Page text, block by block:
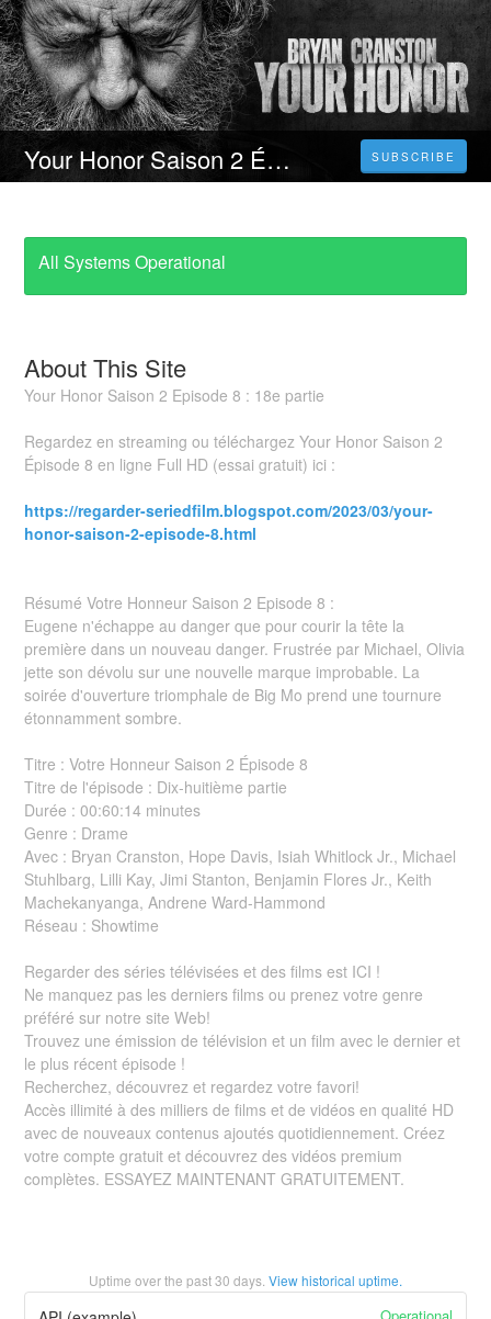
Your Honor Saison 2 Épisode 8 Streaming VF ét Vostfr (Série) SUBSCRIBE
All Systems Operational
About This Site
Your Honor Saison 2 Episode 8 : 18e partie
Regardez en streaming ou téléchargez Your Honor Saison 2
Épisode 8 en ligne Full HD (essai gratuit) ici :
https://regarder-seriedfilm.blogspot.com/2023/03/your-
honor-saison-2-episode-8.html
Résumé Votre Honneur Saison 2 Episode 8 :
Eugene n'échappe au danger que pour courir la tête la
première dans un nouveau danger. Frustrée par Michael, Olivia
jette son dévolu sur une nouvelle marque improbable. La
soirée d'ouverture triomphale de Big Mo prend une tournure
étonnamment sombre.
Titre : Votre Honneur Saison 2 Épisode 8
Titre de l'épisode : Dix-huitième partie
Durée : 00:60:14 minutes
Genre : Drame
Avec : Bryan Cranston, Hope Davis, Isiah Whitlock Jr., Michael
Stuhlbarg, Lilli Kay, Jimi Stanton, Benjamin Flores Jr., Keith
Machekanyanga, Andrene Ward-Hammond
Réseau : Showtime
Regarder des séries télévisées et des films est ICI !
Ne manquez pas les derniers films ou prenez votre genre
préféré sur notre site Web!
Trouvez une émission de télévision et un film avec le dernier et
le plus récent épisode !
Recherchez, découvrez et regardez votre favori!
Accès illimité à des milliers de films et de vidéos en qualité HD
avec de nouveaux contenus ajoutés quotidiennement. Créez
votre compte gratuit et découvrez des vidéos premium
complètes. ESSAYEZ MAINTENANT GRATUITEMENT.
Uptime over the past30 days. View historical uptime.